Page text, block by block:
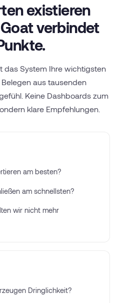
existieren
verbindet
das System Ihre wichtigsten
aus tausenden
Keine Dashboards zum
klare Empfehlungen.
am besten?
am schnellsten?
wir nicht mehr
Dringlichkeit?